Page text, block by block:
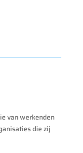
van werkenden
die zij